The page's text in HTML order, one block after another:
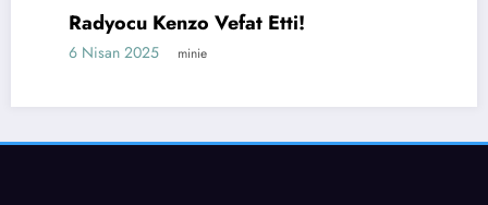
Radyocu Kenzo Vefat Etti!
6 Nisan 2025 minie